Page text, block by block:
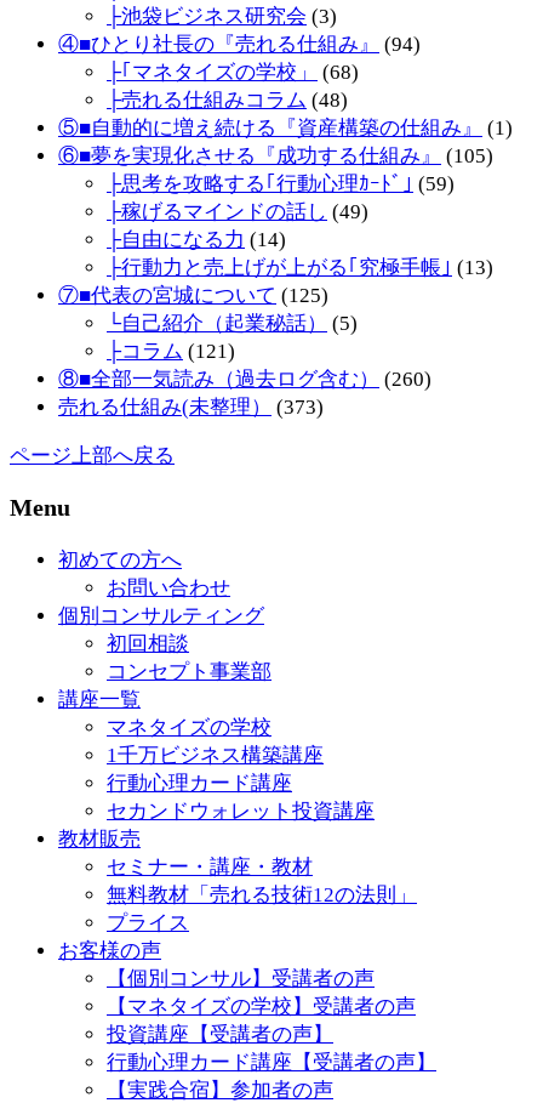
├池袋ビジネス研究会 (3)
④■ひとり社長の『売れる仕組み』
(94)
├｢マネタイズの学校」
(68)
├売れる仕組みコラム (48)
⑤■自動的に増え続ける『資産構築の仕組み』
(1)
⑥■夢を実現化させる『成功する仕組み』
(105)
├思考を攻略する｢行動心理ｶｰﾄﾞ｣ (59)
├稼げるマインドの話し (49)
├自由になる力 (14)
├行動力と売上げが上がる｢究極手帳｣ (13)
⑦■代表の宮城について (125)
└自己紹介（起業秘話）
(5)
├コラム (121)
⑧■全部一気読み（過去ログ含む）
(260)
売れる仕組み(未整理）
(373)
ページ上部へ戻る
Menu
初めての方へ
お問い合わせ
個別コンサルティング
初回相談
コンセプト事業部
講座一覧
マネタイズの学校
1千万ビジネス構築講座
行動心理カード講座
セカンドウォレット投資講座
教材販売
セミナー・講座・教材
無料教材「売れる技術12の法則」
プライス
お客様の声
【個別コンサル】受講者の声
【マネタイズの学校】受講者の声
投資講座【受講者の声】
行動心理カード講座【受講者の声】
【実践合宿】参加者の声